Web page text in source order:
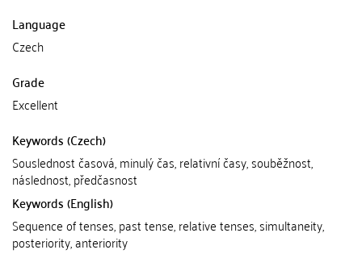
Language
Czech
Grade
Excellent
Keywords (Czech)
Souslednost časová, minulý čas, relativní časy, souběžnost,
následnost, předčasnost
Keywords (English)
Sequence of tenses, past tense, relative tenses, simultaneity,
posteriority, anteriority